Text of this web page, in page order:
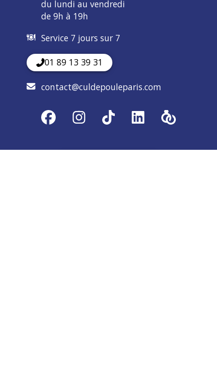
du lundi au vendredi
de 9h à 19h
Service 7 jours sur 7
01 89 13 39 31
contact@culdepouleparis.com